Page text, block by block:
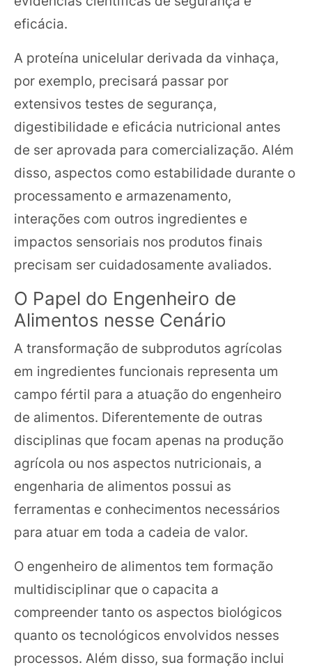
eficácia.
A proteína unicelular derivada da vinhaça,
por exemplo, precisará passar por
extensivos testes de segurança,
digestibilidade e eficácia nutricional antes
de ser aprovada para comercialização. Além
disso, aspectos como estabilidade durante o
processamento e armazenamento,
interações com outros ingredientes e
impactos sensoriais nos produtos finais
precisam ser cuidadosamente avaliados.
O Papel do Engenheiro de
Alimentos nesse Cenário
A transformação de subprodutos agrícolas
em ingredientes funcionais representa um
campo fértil para a atuação do engenheiro
de alimentos. Diferentemente de outras
disciplinas que focam apenas na produção
agrícola ou nos aspectos nutricionais, a
engenharia de alimentos possui as
ferramentas e conhecimentos necessários
para atuar em toda a cadeia de valor.
O engenheiro de alimentos tem formação
multidisciplinar que o capacita a
compreender tanto os aspectos biológicos
quanto os tecnológicos envolvidos nesses
processos. Além disso, sua formação inclui